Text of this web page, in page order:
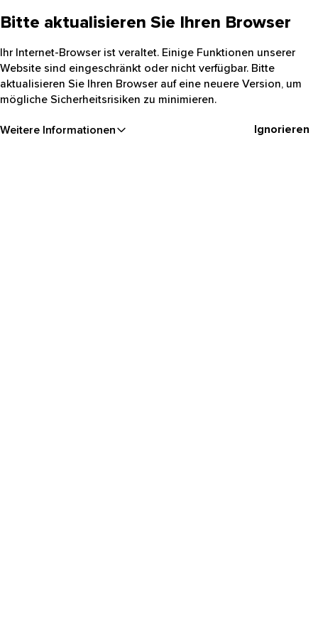
Bitte aktualisieren Sie Ihren Browser
Ihr Internet-Browser ist veraltet. Einige Funktionen unserer
Website sind eingeschränkt oder nicht verfügbar. Bitte
aktualisieren Sie Ihren Browser auf eine neuere Version, um
mögliche Sicherheitsrisiken zu minimieren.
Weitere Informationen Ignorieren